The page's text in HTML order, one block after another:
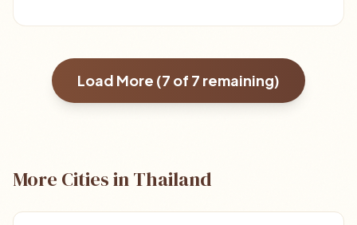
Load More (7 of 7 remaining)
More Cities in Thailand